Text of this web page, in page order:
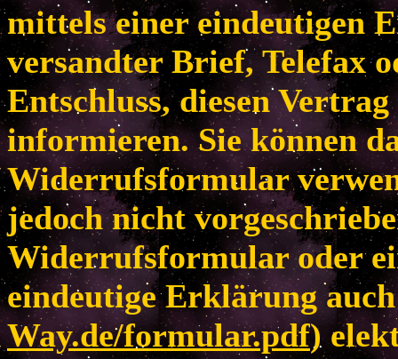
mittels einer eindeutigen
versandter Brief, Telefax
Entschluss, diesen
informieren. Sie können
Widerrufsformular
jedoch nicht
Widerrufsformular oder
eindeutige Erklärung
Way.de/formular.pdf)